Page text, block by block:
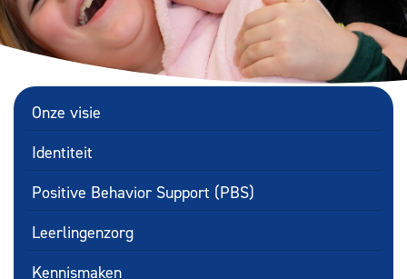
Onze visie
Identiteit
Positive Behavior Support (PBS)
Leerlingenzorg
Kennismaken